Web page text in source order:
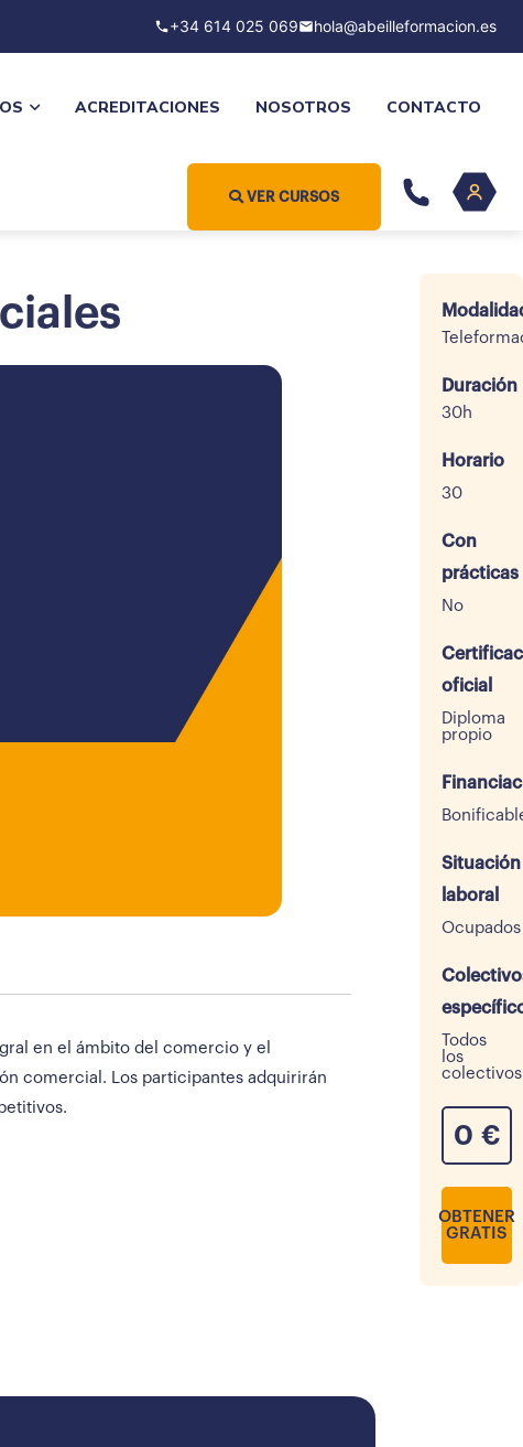
+34 614 025 069 hola@abeilleformacion.es
ACREDITACIONES NOSOTROS CONTACTO
VER CURSOS
en el ámbito del comercio y el
comercial. Los participantes adquirirán
Duración
30h
Horario
30
Con
prácticas
No
oficial
Diploma
propio
Situación
laboral
Ocupados
Todos
los
colectivos
0 €
OBTENER
GRATIS